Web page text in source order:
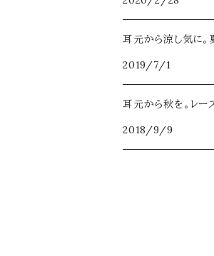
なでしこ
雪割草
ブラックパール
花香水
ループタイ
マスク＆眼鏡チェーン
2022年限定【ブーケ】
誕生月花×誕生石カ
2020年限定【Classy
冬コフレ【フィリカ -星
2025
2026
アクセサリーボックス
耳元から涼し気に。
2019/7/1
耳元から秋を。レー
2018/9/9